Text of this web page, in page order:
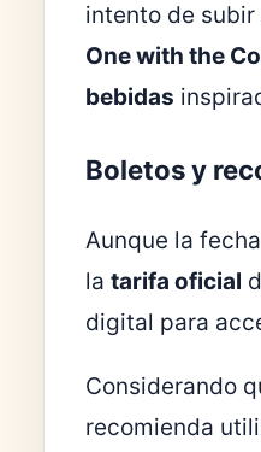
intento de
One with the
bebidas
Boletos y
Aunque la
la tarifa oficial
digital para
Considerando
recomienda